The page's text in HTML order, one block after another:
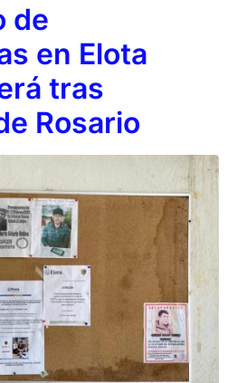
de
en Elota
tras
Rosario